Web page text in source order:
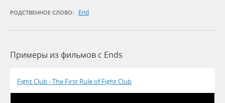
РОДСТВЕННОЕ СЛОВО: End
Примеры из фильмов c Ends
Fight Club - The First Rule of Fight Club